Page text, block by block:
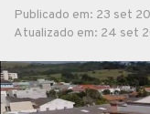
Publicado em: 23 set
Atualizado em: 24 set